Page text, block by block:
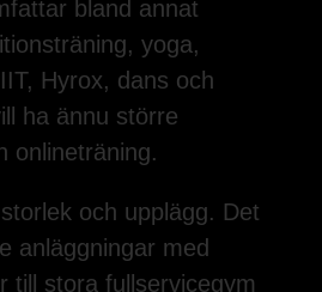
bland annat
yoga,
Hyrox, dans och
ha ännu större
onlineträning.
och upplägg. Det
anläggningar med
till stora fullservicegym